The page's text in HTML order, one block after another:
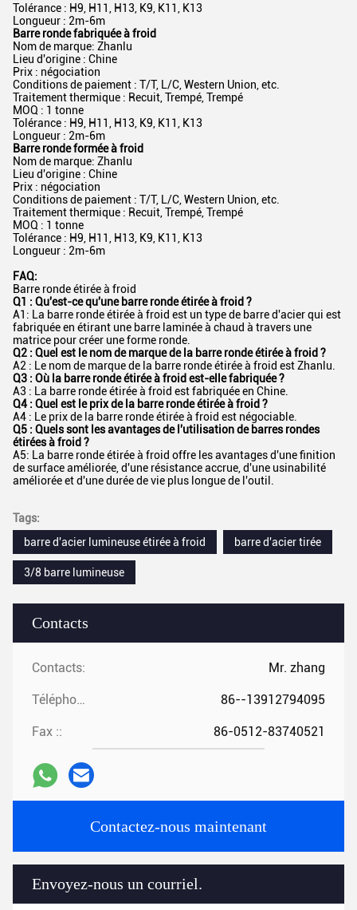
Contacts
Contacts: Mr. zhang
Téléphone :: 86--13912794095
Fax :: 86-0512-83740521
Contactez-nous maintenant
Envoyez-nous un courriel.
Tolérance : H9, H11, H13, K9, K11, K13
Longueur : 2m-6m
Barre ronde fabriquée à froid
Nom de marque: Zhanlu
Lieu d'origine : Chine
Prix ​​: négociation
Conditions de paiement : T/T, L/C, Western Union, etc.
Traitement thermique : Recuit, Trempé, Trempé
MOQ : 1 tonne
Tolérance : H9, H11, H13, K9, K11, K13
Longueur : 2m-6m
Barre ronde formée à froid
Nom de marque: Zhanlu
Lieu d'origine : Chine
Prix ​​: négociation
Conditions de paiement : T/T, L/C, Western Union, etc.
Traitement thermique : Recuit, Trempé, Trempé
MOQ : 1 tonne
Tolérance : H9, H11, H13, K9, K11, K13
Longueur : 2m-6m
FAQ:
Barre ronde étirée à froid
Q1 : Qu'est-ce qu'une barre ronde étirée à froid ?
A1: La barre ronde étirée à froid est un type de barre d'acier qui est
fabriquée en étirant une barre laminée à chaud à travers une
matrice pour créer une forme ronde.
Q2 : Quel est le nom de marque de la barre ronde étirée à froid ?
A2 : Le nom de marque de la barre ronde étirée à froid est Zhanlu.
Q3 : Où la barre ronde étirée à froid est-elle fabriquée ?
A3 : La barre ronde étirée à froid est fabriquée en Chine.
Q4 : Quel est le prix de la barre ronde étirée à froid ?
A4 : Le prix de la barre ronde étirée à froid est négociable.
Q5 : Quels sont les avantages de l'utilisation de barres rondes
étirées à froid ?
A5: La barre ronde étirée à froid offre les avantages d'une finition
de surface améliorée, d'une résistance accrue, d'une usinabilité
améliorée et d'une durée de vie plus longue de l'outil.
Tags:
barre d'acier lumineuse étirée à froid
barre d'acier tirée
3/8 barre lumineuse